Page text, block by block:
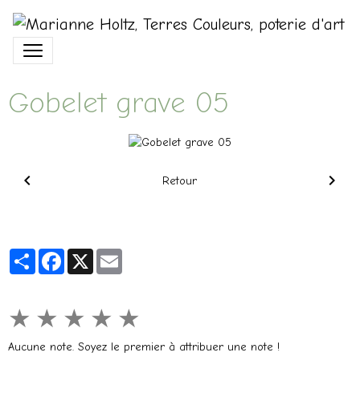
Gobelet grave 05
Retour
PartagerFacebook
X
★ ★ ★ ★ ★
Aucune note. Soyez le premier à attribuer une note !